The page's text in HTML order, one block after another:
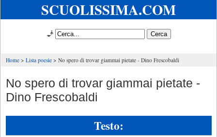
SCUOLISSIMA.COM
🧞
Home Lista poesie No spero di trovar giammai pietate - Dino Frescobaldi
No spero di trovar giammai pietate -
Dino Frescobaldi
Testo: